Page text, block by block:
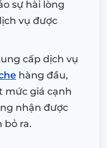
sự hài lòng
vụ được
cấp dịch vụ
hàng đầu,
mức giá cạnh
nhận được
bỏ ra.